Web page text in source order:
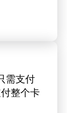
需支付
整个卡